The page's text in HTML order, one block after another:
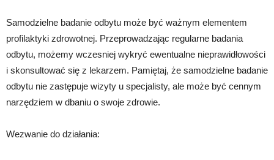
Samodzielne badanie odbytu może być ważnym elementem
profilaktyki zdrowotnej. Przeprowadzając regularne badania
odbytu, możemy wczesniej wykryć ewentualne nieprawidłowości
i skonsultować się z lekarzem. Pamiętaj, że samodzielne badanie
odbytu nie zastępuje wizyty u specjalisty, ale może być cennym
narzędziem w dbaniu o swoje zdrowie.
Wezwanie do działania: